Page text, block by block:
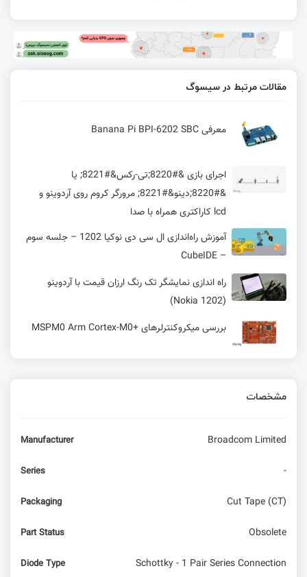
مقالات مرتبط در سیسوگ
معرفی Banana Pi BPI-6202 SBC
اجرای بازی &#8220;تی-رکس&#8221; یا
&#8220;دینو&#8221; مرورگر کروم روی آردوینو و
lcd کاراکتری همراه با صدا
آموزش راه‌اندازی ال سی دی نوکیا 1202 – جلسه سوم
– CubeIDE
راه اندازی نمایشگر تک رنگ ارزان قیمت با آردوینو
(Nokia 1202)
بررسی میکروکنترلرهای +MSPM0 Arm Cortex-M0
آموزش راه اندازی ال سی دی نوکیا 1202 - جلسه اول
مشخصات
Manufacturer Broadcom Limited
Series -
Packaging Cut Tape (CT)
Part Status Obsolete
Diode Type Schottky - 1 Pair Series Connection